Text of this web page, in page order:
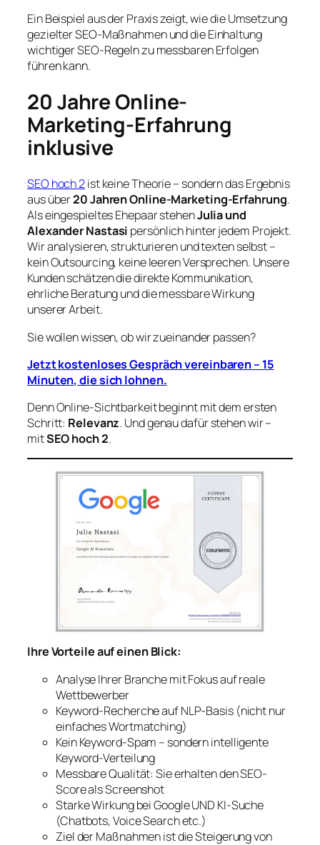
Ein Beispiel aus der Praxis zeigt, wie die Umsetzung
gezielter SEO-Maßnahmen und die Einhaltung
wichtiger SEO-Regeln zu messbaren Erfolgen
führen kann.
20 Jahre Online-
Marketing-Erfahrung
inklusive
SEO hoch 2ist keine Theorie – sondern das Ergebnis
aus über20 Jahren Online-Marketing-Erfahrung.
Als eingespieltes Ehepaar stehenJulia und
Alexander Nastasi persönlich hinter jedem Projekt.
Wir analysieren, strukturieren und texten selbst –
kein Outsourcing, keine leeren Versprechen. Unsere
Kunden schätzen die direkte Kommunikation,
ehrliche Beratung und die messbare Wirkung
unserer Arbeit.
Sie wollen wissen, ob wir zueinander passen?
Jetzt kostenloses Gespräch vereinbaren – 15
Minuten, die sich lohnen.
Denn Online-Sichtbarkeit beginnt mit dem ersten
Schritt: Relevanz. Und genau dafür stehen wir –
mitSEO hoch 2.
Ihre Vorteile auf einen Blick:
Analyse Ihrer Branche mit Fokus auf reale
Wettbewerber
Keyword-Recherche auf NLP-Basis (nicht nur
einfaches Wortmatching)
Kein Keyword-Spam – sondern intelligente
Keyword-Verteilung
Messbare Qualität: Sie erhalten den SEO-
Score als Screenshot
Starke Wirkung bei Google UND KI-Suche
(Chatbots, Voice Search etc.)
Ziel der Maßnahmen ist die Steigerung von